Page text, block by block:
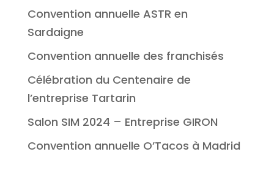
Convention annuelle ASTR en
Sardaigne
Convention annuelle des franchisés
Célébration du Centenaire de
l’entreprise Tartarin
Salon SIM 2024 – Entreprise GIRON
Convention annuelle O’Tacos à Madrid